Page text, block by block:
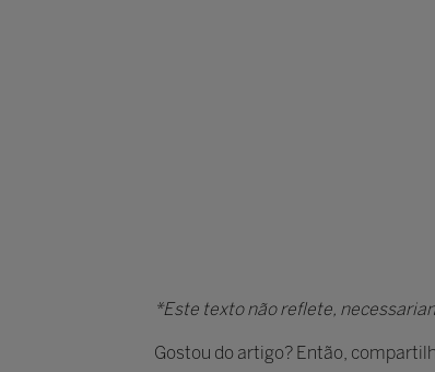
*Este texto não reflete,
Gostou do artigo? Então,